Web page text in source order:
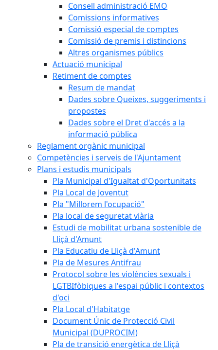
Consell administració EMO
Comissions informatives
Comissió especial de comptes
Comissió de premis i distincions
Altres organismes públics
Actuació municipal
Retiment de comptes
Resum de mandat
Dades sobre Queixes, suggeriments i
propostes
Dades sobre el Dret d'accés a la
informació pública
Reglament orgànic municipal
Competències i serveis de l'Ajuntament
Plans i estudis municipals
Pla Municipal d'Igualtat d'Oportunitats
Pla Local de Joventut
Pla "Millorem l'ocupació"
Pla local de seguretat viària
Estudi de mobilitat urbana sostenible de
Lliçà d'Amunt
Pla Educatiu de Lliçà d'Amunt
Pla de Mesures Antifrau
Protocol sobre les violències sexuals i
LGTBIfòbiques a l'espai públic i contextos
d'oci
Pla Local d'Habitatge
Document Únic de Protecció Civil
Municipal (DUPROCIM)
Pla de transició energètica de Lliçà